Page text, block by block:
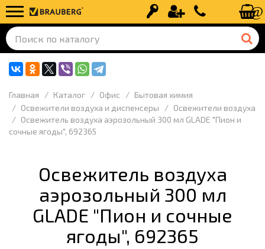
Вход Регистрация+7 (499) 110-
Главная Каталог Офис
Бытовая химия
Освежители воздуха и диспенсеры
Освежители воздуха
Освежитель воздуха аэрозольный 300 мл GLADE "Пион и
сочные ягоды", 692365
Освежитель воздуха
аэрозольный 300 мл
GLADE "Пион и сочные
ягоды", 692365